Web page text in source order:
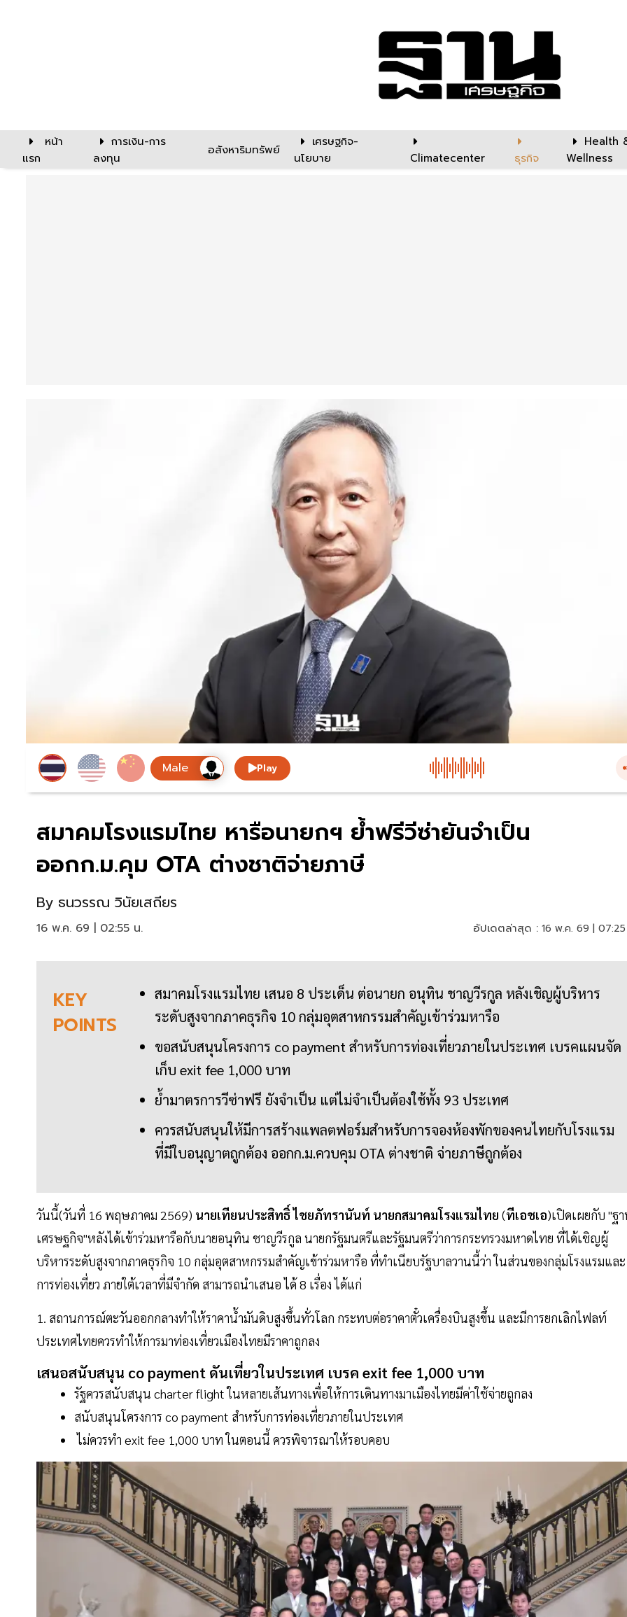
หน้า
แรก
การเงิน-การ
ลงทุน
อสังหาริมทรัพย์
เศรษฐกิจ-
นโยบาย
Climatecenter ธุรกิจ
Health
Wellness
Play
สมาคมโรงแรมไทย หารือนายกฯ ย้ำฟรีวีซ่ายันจำเป็น
ออกก.ม.คุม OTA ต่างชาติจ่ายภาษี
By ธนวรรณ วินัยเสถียร
16 พ.ค. 69 | 02:55 น. อัปเดตล่าสุด : 16 พ.ค. 69 |
KEY
POINTS
สมาคมโรงแรมไทย เสนอ 8 ประเด็น ต่อนายก อนุทิน ชาญวีรกูล หลังเชิญผู้บริหาร
ระดับสูงจากภาคธุรกิจ 10 กลุ่มอุตสาหกรรมสำคัญเข้าร่วมหารือ
ขอสนับสนุนโครงการ co payment สำหรับการท่องเที่ยวภายในประเทศ เบรคแผนจัด
เก็บ exit fee 1,000 บาท
ย้ำมาตรการวีซ่าฟรี ยังจำเป็น แต่ไม่จำเป็นต้องใช้ทั้ง 93 ประเทศ
ควรสนับสนุนให้มีการสร้างแพลตฟอร์มสำหรับการจองห้องพักของคนไทยกับโรงแรม
ที่มีใบอนุญาตถูกต้อง ออกก.ม.ควบคุม OTA ต่างชาติ จ่ายภาษีถูกต้อง
วันนี้(วันที่ 16 พฤษภาคม 2569) นายเทียนประสิทธิ์ไชยภัทรานันท์ นายกสมาคมโรงแรมไทย (ทีเอชเอ)เปิดเผยกับ "ฐ
เศรษฐกิจ"หลังได้เข้าร่วมหารือกับนายอนุทิน ชาญวีรกูล นายกรัฐมนตรีและรัฐมนตรีว่าการกระทรวงมหาดไทย ที่ได้เชิญผู้
บริหารระดับสูงจากภาคธุรกิจ 10 กลุ่มอุตสาหกรรมสำคัญเข้าร่วมหารือ ที่ทำเนียบรัฐบาลวานนี้ว่า ในส่วนของกลุ่มโรงแรมและ
การท่องเที่ยว ภายใต้เวลาที่มีจำกัด สามารถนำเสนอ ได้ 8 เรื่อง ได้แก่
1. สถานการณ์ตะวันออกกลางทำให้ราคาน้ำมันดิบสูงขึ้นทั่วโลก กระทบต่อราคาตั๋วเครื่องบินสูงขึ้น และมีการยกเลิกไฟลท์
ประเทศไทยควรทำให้การมาท่องเที่ยวเมืองไทยมีราคาถูกลง
เสนอสนับสนุน co payment ดันเที่ยวในประเทศ เบรค exit fee 1,000 บาท
รัฐควรสนับสนุน charter flight ในหลายเส้นทางเพื่อให้การเดินทางมาเมืองไทยมีค่าใช้จ่ายถูกลง
สนับสนุนโครงการ co payment สำหรับการท่องเที่ยวภายในประเทศ
ไม่ควรทำ exit fee 1,000 บาท ในตอนนี้ ควรพิจารณาให้รอบคอบ